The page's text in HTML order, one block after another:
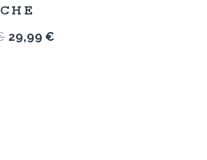
Le
29,99 €